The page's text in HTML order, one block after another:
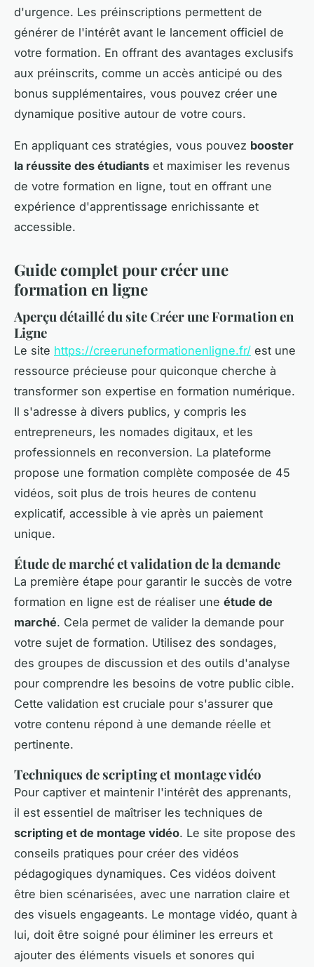
d'urgence. Les préinscriptions permettent de
générer de l'intérêt avant le lancement officiel de
votre formation. En offrant des avantages exclusifs
aux préinscrits, comme un accès anticipé ou des
bonus supplémentaires, vous pouvez créer une
dynamique positive autour de votre cours.
En appliquant ces stratégies, vous pouvez booster
la réussite des étudiants et maximiser les revenus
de votre formation en ligne, tout en offrant une
expérience d'apprentissage enrichissante et
accessible.
Guide complet pour créer une
formation en ligne
Aperçu détaillé du site Créer une Formation en
Ligne
Le site https://creeruneformationenligne.fr/ est une
ressource précieuse pour quiconque cherche à
transformer son expertise en formation numérique.
Il s'adresse à divers publics, y compris les
entrepreneurs, les nomades digitaux, et les
professionnels en reconversion. La plateforme
propose une formation complète composée de 45
vidéos, soit plus de trois heures de contenu
explicatif, accessible à vie après un paiement
unique.
Étude de marché et validation de la demande
La première étape pour garantir le succès de votre
formation en ligne est de réaliser une étude de
marché. Cela permet de valider la demande pour
votre sujet de formation. Utilisez des sondages,
des groupes de discussion et des outils d'analyse
pour comprendre les besoins de votre public cible.
Cette validation est cruciale pour s'assurer que
votre contenu répond à une demande réelle et
pertinente.
Techniques de scripting et montage vidéo
Pour captiver et maintenir l'intérêt des apprenants,
il est essentiel de maîtriser les techniques de
scripting et de montage vidéo. Le site propose des
conseils pratiques pour créer des vidéos
pédagogiques dynamiques. Ces vidéos doivent
être bien scénarisées, avec une narration claire et
des visuels engageants. Le montage vidéo, quant à
lui, doit être soigné pour éliminer les erreurs et
ajouter des éléments visuels et sonores qui